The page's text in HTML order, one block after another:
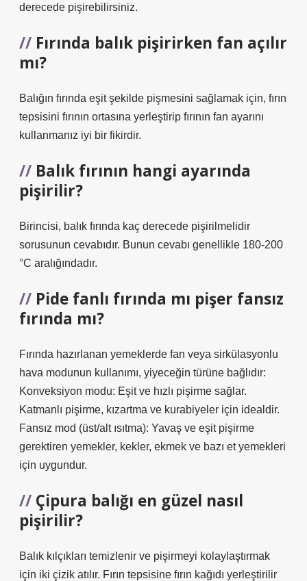
derecede pişirebilirsiniz.
Fırında balık pişirirken fan açılır
mı?
Balığın fırında eşit şekilde pişmesini sağlamak için, fırın
tepsisini fırının ortasına yerleştirip fırının fan ayarını
kullanmanız iyi bir fikirdir.
Balık fırının hangi ayarında
pişirilir?
Birincisi, balık fırında kaç derecede pişirilmelidir
sorusunun cevabıdır. Bunun cevabı genellikle 180-200
°C aralığındadır.
Pide fanlı fırında mı pişer fansız
fırında mı?
Fırında hazırlanan yemeklerde fan veya sirkülasyonlu
hava modunun kullanımı, yiyeceğin türüne bağlıdır:
Konveksiyon modu: Eşit ve hızlı pişirme sağlar.
Katmanlı pişirme, kızartma ve kurabiyeler için idealdir.
Fansız mod (üst/alt ısıtma): Yavaş ve eşit pişirme
gerektiren yemekler, kekler, ekmek ve bazı et yemekleri
için uygundur.
Çipura balığı en güzel nasıl
pişirilir?
Balık kılçıkları temizlenir ve pişirmeyi kolaylaştırmak
için iki çizik atılır. Fırın tepsisine fırın kağıdı yerleştirilir